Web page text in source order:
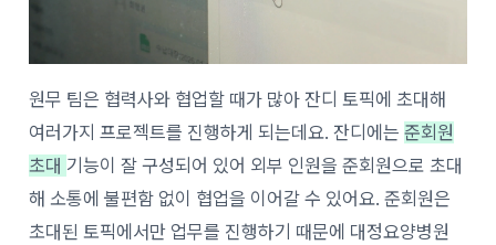
원무 팀은 협력사와 협업할 때가 많아 잔디 토픽에 초대해
여러가지 프로젝트를 진행하게 되는데요. 잔디에는준회원
초대 기능이 잘 구성되어 있어 외부 인원을 준회원으로 초대
해 소통에 불편함 없이 협업을 이어갈 수 있어요. 준회원은
초대된 토픽에서만 업무를 진행하기 때문에 대정요양병원